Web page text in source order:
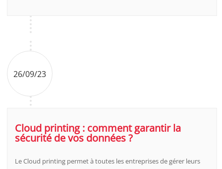
26/09/23
Cloud printing : comment garantir la
sécurité de vos données ?
Le Cloud printing permet à toutes les entreprises de gérer leurs